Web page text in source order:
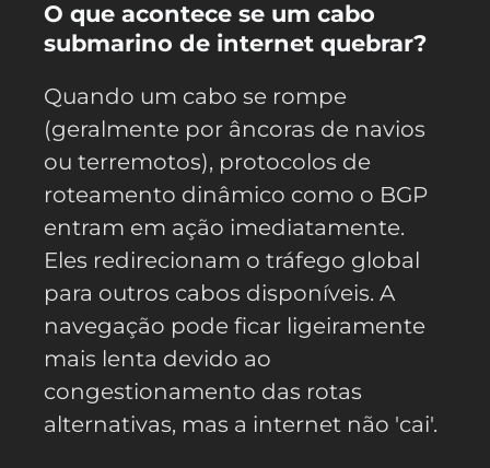
O que acontece se um cabo
submarino de internet quebrar?
Quando um cabo se rompe
(geralmente por âncoras de navios
ou terremotos), protocolos de
roteamento dinâmico como o BGP
entram em ação imediatamente.
Eles redirecionam o tráfego global
para outros cabos disponíveis. A
navegação pode ficar ligeiramente
mais lenta devido ao
congestionamento das rotas
alternativas, mas a internet não 'cai'.